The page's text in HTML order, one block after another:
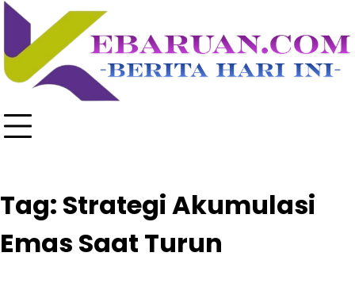
Skip
content
Tag: Strategi Akumulasi
Emas Saat Turun